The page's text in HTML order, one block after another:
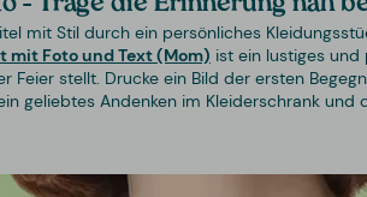
mit Stil durch ein persönliches
mit Foto und Text (Mom) ist ein lustiges und
stellt. Drucke ein Bild der ersten
geliebtes Andenken im Kleiderschrank